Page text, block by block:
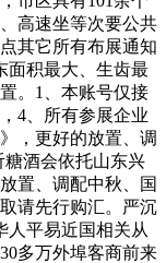
高速坐等次要公共
其它所有布展通知
面积最大、生齿最
。1、本账号仅接
4、所有参展企业
，更好的放置、调
糖酒会依托山东兴
置、调配中秋、国
请先行购汇。严沉
人平易近国相关从
多万外埠客商前来